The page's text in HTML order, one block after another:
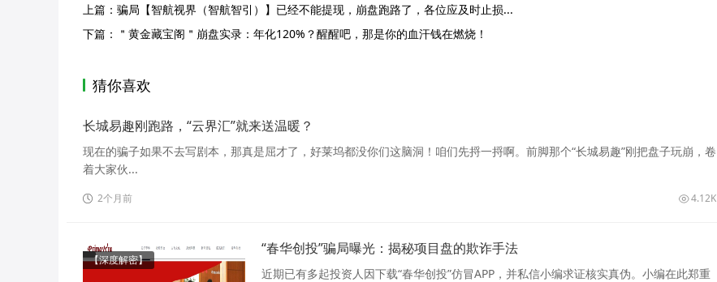
上篇： 骗局【智航视界（智航智引）】已经不能提现，崩盘跑路了，各位应及时止损...
下篇： ＂黄金藏宝阁＂崩盘实录：年化120%？醒醒吧，那是你的血汗钱在燃烧！
猜你喜欢
长城易趣刚跑路，“云界汇”就来送温暖？
现在的骗子如果不去写剧本，那真是屈才了，好莱坞都没你们这脑洞！咱们先捋一捋啊。前脚那个“长城易趣”刚把盘子玩崩，卷
着大家伙...
2个月前 4.12K
【深度解密】
“春华创投”骗局曝光：揭秘项目盘的欺诈手法
近期已有多起投资人因下载“春华创投”仿冒APP，并私信小编求证核实真伪。小编在此郑重